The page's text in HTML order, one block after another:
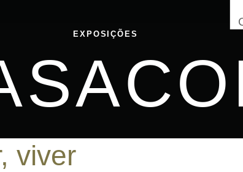
EXPOSIÇÕES
viver